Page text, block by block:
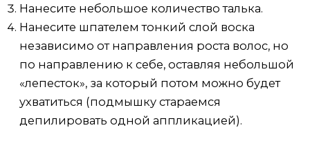
Нанесите небольшое количество талька.
Нанесите шпателем тонкий слой воска
независимо от направления роста волос, но
по направлению к себе, оставляя небольшой
«лепесток», за который потом можно будет
ухватиться (подмышку стараемся
депилировать одной аппликацией).